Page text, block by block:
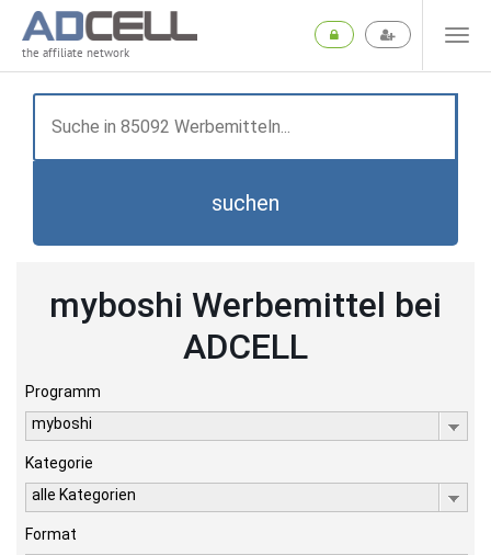
the affiliate network
suchen
myboshi Werbemittel bei
ADCELL
Programm
myboshi
Kategorie
alle Kategorien
Format